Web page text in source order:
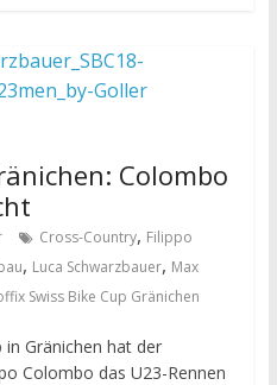
Colombo
Cross-Country, Filippo
, Luca Schwarzbauer, Max
Swiss Bike Cup Gränichen
Gränichen hat der
Colombo das U23-Rennen